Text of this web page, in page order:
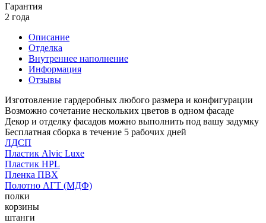
Гарантия
2 года
Описание
Отделка
Внутреннее наполнение
Информация
Отзывы
Изготовление гардеробных любого размера и конфигурации
Возможно сочетание нескольких цветов в одном фасаде
Декор и отделку фасадов можно выполнить под вашу задумку
Бесплатная сборка в течение 5 рабочих дней
ЛДСП
Пластик Alvic Luxe
Пластик HPL
Пленка ПВХ
Полотно АГТ (МДФ)
полки
корзины
штанги